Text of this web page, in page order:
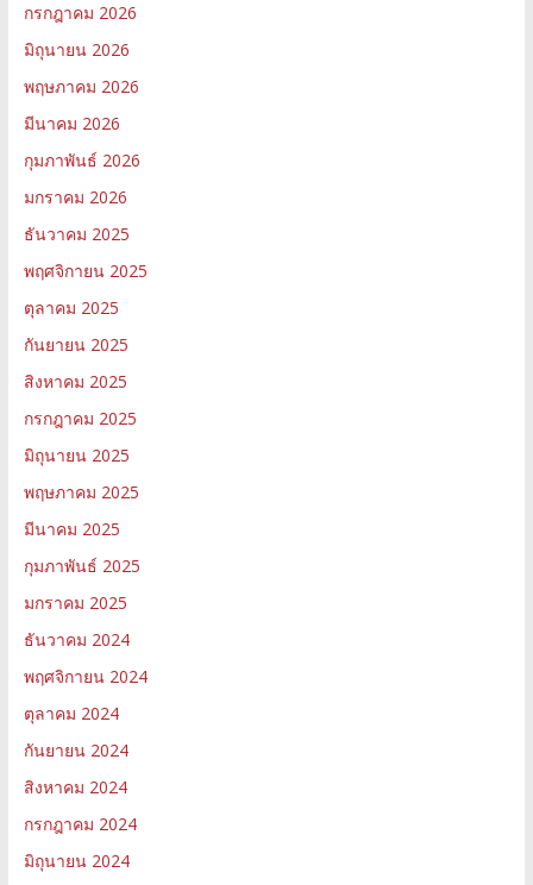
กรกฎาคม 2026
มิถุนายน 2026
พฤษภาคม 2026
มีนาคม 2026
กุมภาพันธ์ 2026
มกราคม 2026
ธันวาคม 2025
พฤศจิกายน 2025
ตุลาคม 2025
กันยายน 2025
สิงหาคม 2025
กรกฎาคม 2025
มิถุนายน 2025
พฤษภาคม 2025
มีนาคม 2025
กุมภาพันธ์ 2025
มกราคม 2025
ธันวาคม 2024
พฤศจิกายน 2024
ตุลาคม 2024
กันยายน 2024
สิงหาคม 2024
กรกฎาคม 2024
มิถุนายน 2024